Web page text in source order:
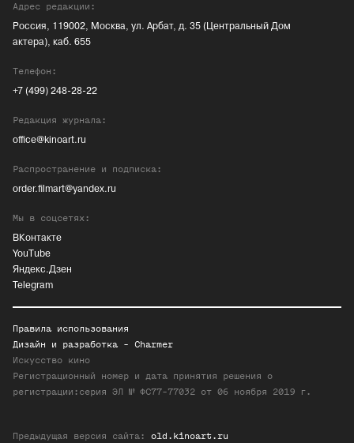
Адрес редакции:
Россия, 119002, Москва, ул. Арбат, д. 35 (Центральный Дом
актера), каб. 655
Телефон:
+7 (499) 248-28-22
Редакция журнала:
office@kinoart.ru
Распространение и подписка:
order.filmart@yandex.ru
Мы в соцсетях:
ВКонтакте
YouTube
Яндекс.Дзен
Telegram
Правила использования
Дизайн и разработка - Charmer
Искусство кино
Регистрационный номер и дата принятия решения о
регистрации:серия ЭЛ № ФС77-77032 от 06 ноября 2019 г.
Предыдущая версия сайта: old.kinoart.ru